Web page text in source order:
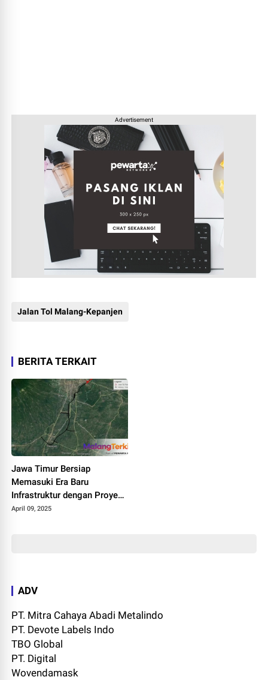
Advertisement
Jalan Tol Malang-Kepanjen
BERITA TERKAIT
Jawa Timur Bersiap
Memasuki Era Baru
Infrastruktur dengan Proyek
Strategis Jalan Tol Malang-
April 09, 2025
ADV
PT. Mitra Cahaya Abadi Metalindo
PT. Devote Labels Indo
TBO Global
PT. Digital
Wovendamask